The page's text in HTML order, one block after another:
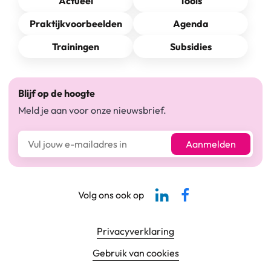
Praktijkvoorbeelden
Agenda
Trainingen
Subsidies
Blijf op de hoogte
Meld je aan voor onze nieuwsbrief.
E-mailadres* Aanmelden
Footer navigatie
Privacyverklaring
Gebruik van cookies
Volg ons ook op
Linkedin-pagina SBCM
Facebook SBCM